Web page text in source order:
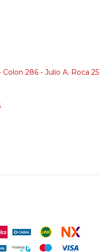
286 - Julio A. Roca 25